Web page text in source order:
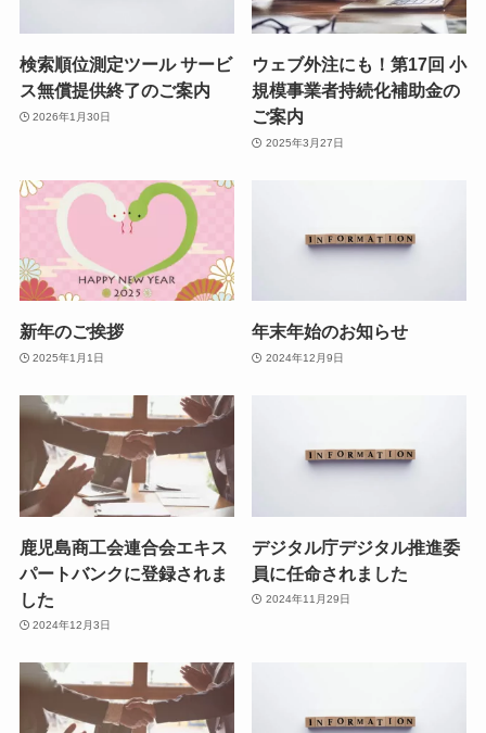
検索順位測定ツール サービ
ス無償提供終了のご案内
2026年1月30日
ウェブ外注にも！第17回 小
規模事業者持続化補助金の
ご案内
2025年3月27日
新年のご挨拶
2025年1月1日
年末年始のお知らせ
2024年12月9日
鹿児島商工会連合会エキス
パートバンクに登録されま
した
2024年12月3日
デジタル庁デジタル推進委
員に任命されました
2024年11月29日